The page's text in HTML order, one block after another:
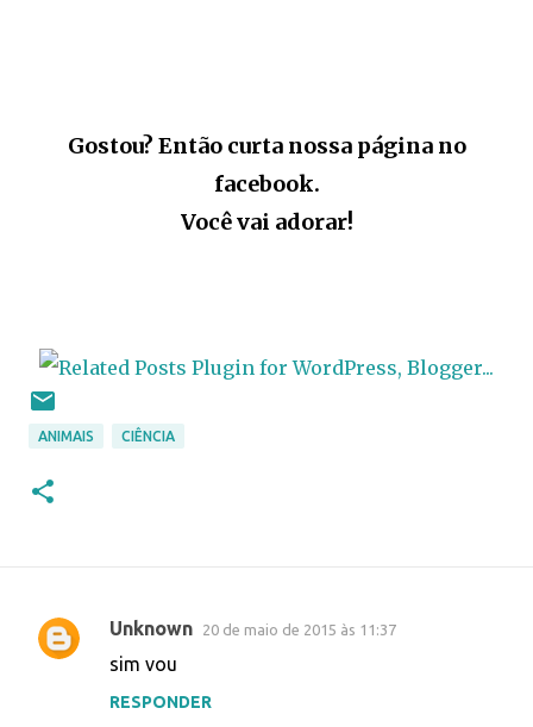
Gostou? Então curta nossa página no
facebook.
Você vai adorar!
ANIMAIS CIÊNCIA
C
Unknown 20 de maio de 2015 às 11:37
sim vou
RESPONDER